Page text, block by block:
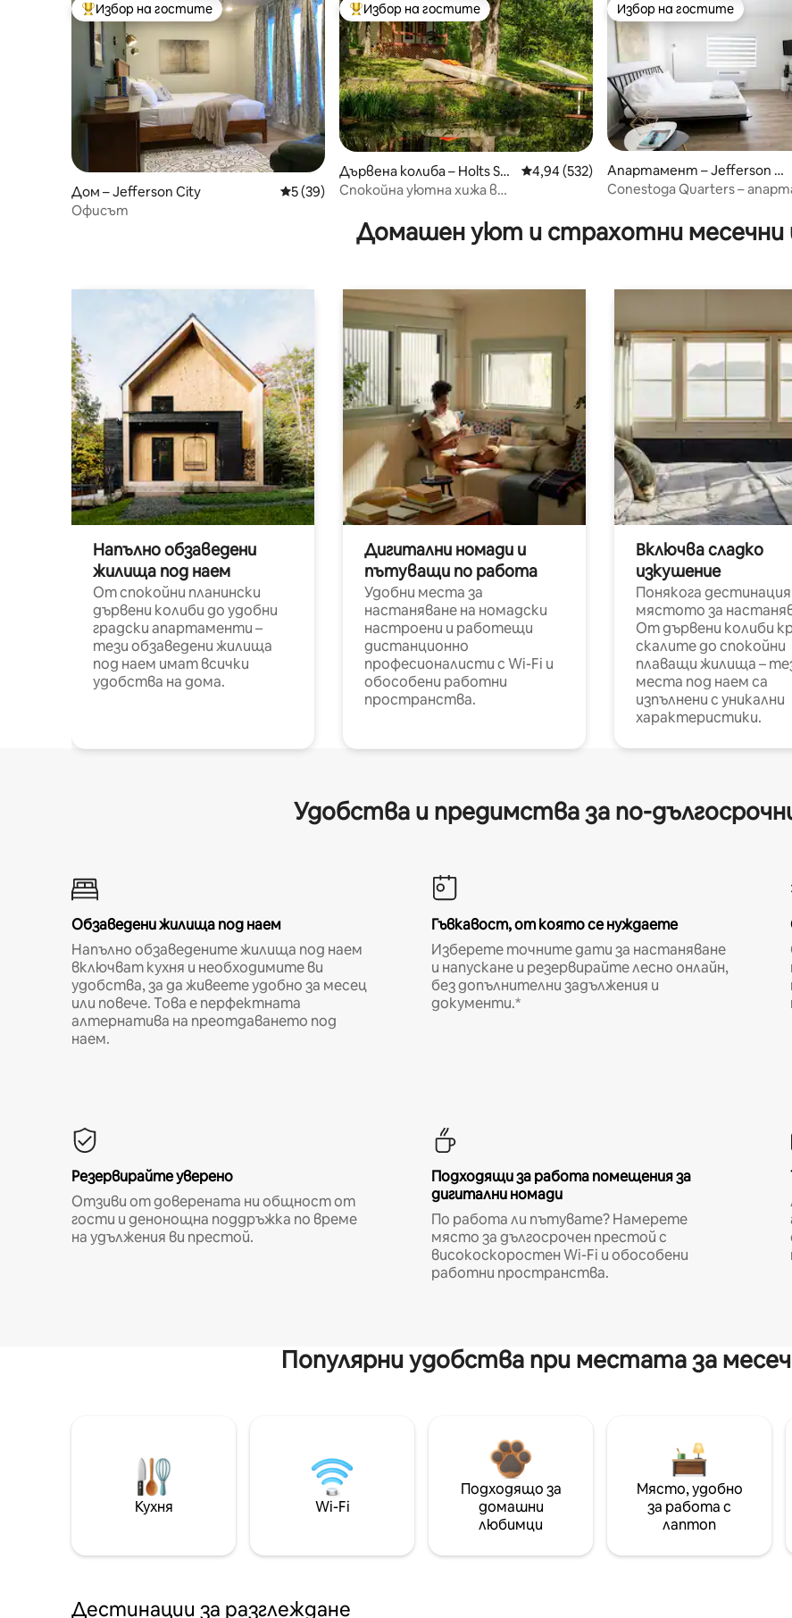
Най-популярен избор на гостите
Избор на гостите
Дом – Jefferson City Средна оценка: 5 от 5, 39 отзива
5 (39)
Офисът
Най-популярен избор на гостите
Избор на гостите
Дървена колиба – Holts Su
mmit
Средна оценка: 4,94 от 5, 532 отзива
4,94 (532)
Спокойна уютна хижа в
Избор на гостите
Избор на гостите
Апартамент – Jefferson C
ity
Conestoga Quarters –
Домашен уют и страхотни месечни
Напълно обзаведени
жилища под наем
От спокойни планински
дървени колиби до удобни
градски апартаменти –
тези обзаведени жилища
под наем имат всички
удобства на дома.
Дигитални номади и
пътуващи по работа
Удобни места за
настаняване на номадски
настроени и работещи
дистанционно
професионалисти с Wi-Fi и
обособени работни
пространства.
Включва сладко
изкушение
Понякога
мястото за
От дървени колиби
скалите до спокойни
плаващи жилища –
места под наем са
изпълнени с уникални
характеристики.
Удобства и предимства за по-
Обзаведени жилища под наем
Напълно обзаведените жилища под наем
включват кухня и необходимите ви
удобства, за да живеете удобно за месец
или повече. Това е перфектната
алтернатива на преотдаването под
наем.
Гъвкавост, от която се нуждаете
Изберете точните дати за настаняване
и напускане и резервирайте лесно онлайн,
без допълнителни задължения и
документи.*
Резервирайте уверено
Отзиви от доверената ни общност от
гости и денонощна поддръжка по време
на удължения ви престой.
Подходящи за работа помещения за
дигитални номади
По работа ли пътувате? Намерете
място за дългосрочен престой с
високоскоростен Wi-Fi и обособени
работни пространства.
Популярни удобства при местата за
Кухня Wi-Fi
Подходящо за
домашни
любимци
Място, удобно
за работа с
лаптоп
Дестинации за разглеждане